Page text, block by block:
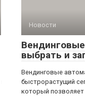
Новости
выбрать и
Вендинговые
быстрорастущий
который